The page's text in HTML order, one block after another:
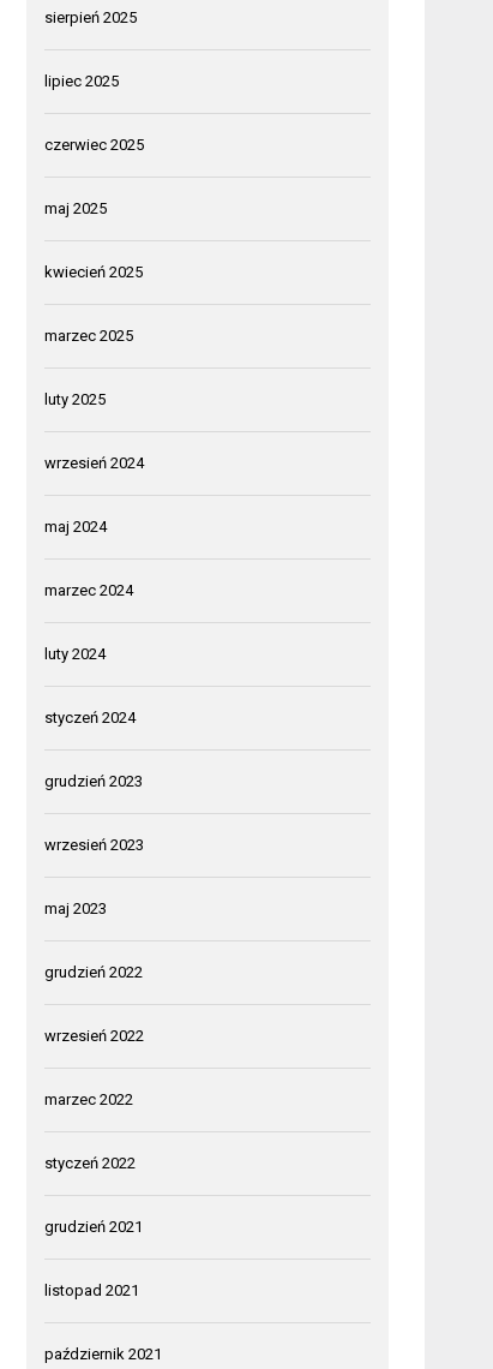
sierpień 2025
lipiec 2025
czerwiec 2025
maj 2025
kwiecień 2025
marzec 2025
luty 2025
wrzesień 2024
maj 2024
marzec 2024
luty 2024
styczeń 2024
grudzień 2023
wrzesień 2023
maj 2023
grudzień 2022
wrzesień 2022
marzec 2022
styczeń 2022
grudzień 2021
listopad 2021
październik 2021